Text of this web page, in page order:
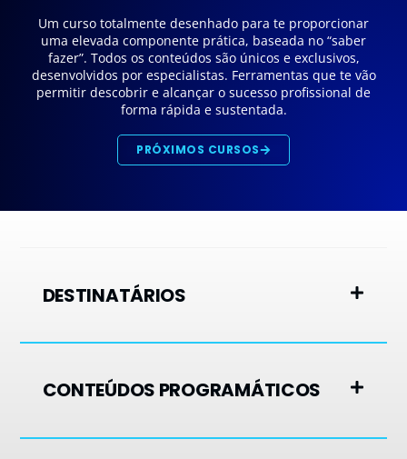
Um curso totalmente desenhado para te proporcionar
uma elevada componente prática, baseada no “saber
fazer”. Todos os conteúdos são únicos e exclusivos,
desenvolvidos por especialistas. Ferramentas que te vão
permitir descobrir e alcançar o sucesso profissional de
forma rápida e sustentada.
PRÓXIMOS CURSOS
DESTINATÁRIOS
CONTEÚDOS PROGRAMÁTICOS